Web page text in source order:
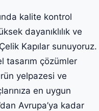
kalite kontrol
dayanıklılık ve
Kapılar sunuyoruz.
tasarım çözümler
yelpazesi ve
en uygun
Avrupa’ya kadar